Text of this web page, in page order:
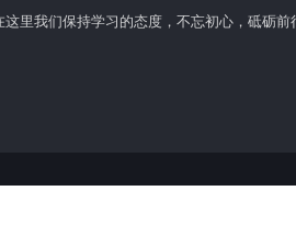
这里我们保持学习的态度，不忘初心，砥砺前